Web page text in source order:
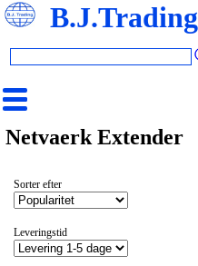
B.J.Trading
Netvaerk Extender
Sorter efter
Leveringstid